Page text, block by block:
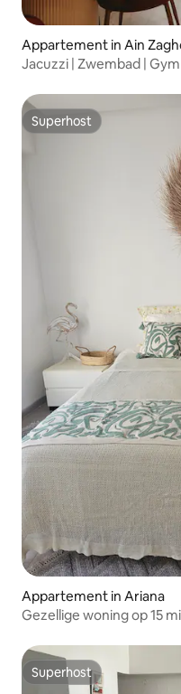
Appartement in Ain
Jacuzzi | Zwembad |
Superhost
Superhost
Appartement in Ariana
Gezellige woning op 15
Superhost
Superhost